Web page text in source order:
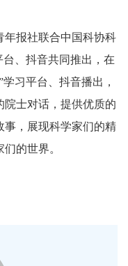
年报社联合中国科协科
、抖音共同推出，在
习平台、抖音播出，
士对话，提供优质的
事，展现科学家们的精
的世界。